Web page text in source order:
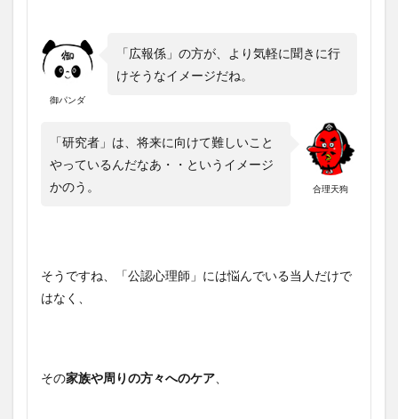
御パンダ
「広報係」の方が、より気軽に聞きに行
けそうなイメージだね。
合理天狗
「研究者」は、将来に向けて難しいこと
やっているんだなあ・・というイメージ
かのう。
そうですね、「公認心理師」には悩んでいる当人だけで
はなく、
その家族や周りの方々へのケア